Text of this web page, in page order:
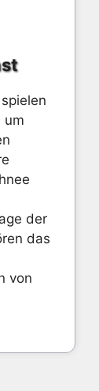
um
der
das
von